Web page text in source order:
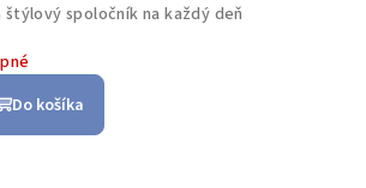
štýlový spoločník na každý deň
Do košíka